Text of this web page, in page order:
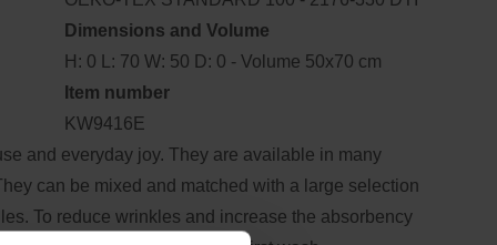
Dimensions and Volume
H: 0 L: 70 W: 50 D: 0 - Volume 50x70 cm
Item number
KW9416E
and everyday joy. They are available in many
can be mixed and matched with a large selection
To reduce wrinkles and increase the absorbency